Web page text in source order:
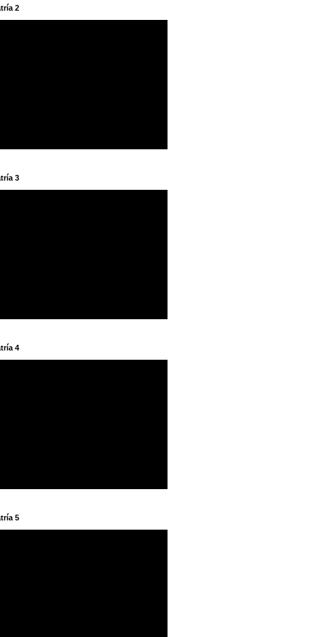
2
3
4
5